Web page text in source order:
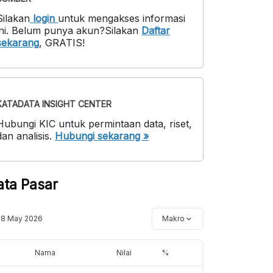
login untuk mengakses informasi
. Belum punya akun?Silakan Daftar
, GRATIS!
INSIGHT CENTER
KIC untuk permintaan data, riset,
analisis. Hubungi sekarang »
Pasar
May 2026 Makro
Nama Nilai %